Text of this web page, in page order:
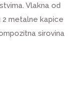
Vlakna od
metalne kapice
sirovina